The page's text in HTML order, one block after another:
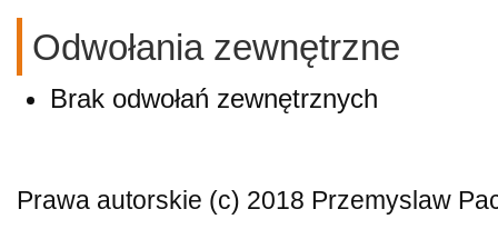
Odwołania zewnętrzne
Brak odwołań zewnętrznych
Prawa autorskie (c) 2018 Przemyslaw